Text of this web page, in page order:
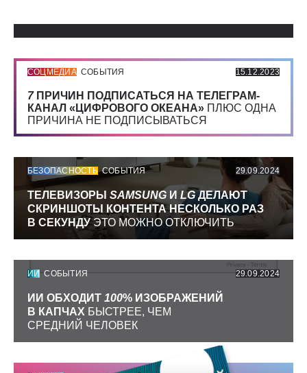
СОЦМЕДИА СОБЫТИЯ 15.12.2023
7 ПРИЧИН ПОДПИСАТЬСЯ НА ТЕЛЕГРАМ-
КАНАЛ «ЦИФРОВОГО ОКЕАНА» ПЛЮС ОДНА
ПРИЧИНА НЕ ПОДПИСЫВАТЬСЯ
БЕЗОПАСНОСТЬ СОБЫТИЯ 29.09.2024
ТЕЛЕВИЗОРЫ SAMSUNG И LGДЕЛАЮТ
СКРИНШОТЫ КОНТЕНТА НЕСКОЛЬКО РАЗ
В СЕКУНДУЭТО МОЖНО ОТКЛЮЧИТЬ
ИИ СОБЫТИЯ 29.09.2024
ИИ ОБХОДИТ 100% ИЗОБРАЖЕНИЙ
В КАПЧАХ БЫСТРЕЕ, ЧЕМ
СРЕДНИЙ ЧЕЛОВЕК